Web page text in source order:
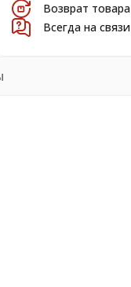
Возврат товара
Всегда на связи